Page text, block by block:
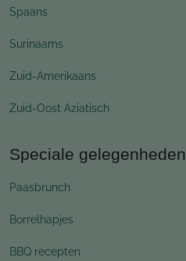
Spaans
Surinaams
Zuid-Amerikaans
Zuid-Oost Aziatisch
Speciale gelegenheden
Paasbrunch
Borrelhapjes
BBQ recepten